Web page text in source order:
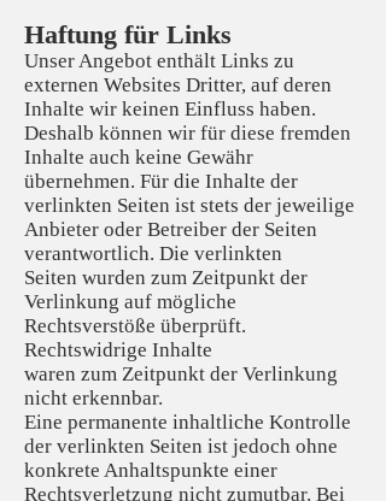
Haftung für Links
Unser Angebot enthält Links zu
externen Websites Dritter, auf deren
Inhalte wir keinen Einfluss haben.
Deshalb können wir für diese fremden
Inhalte auch keine Gewähr
übernehmen. Für die Inhalte der
verlinkten Seiten ist stets der jeweilige
Anbieter oder Betreiber der Seiten
verantwortlich. Die verlinkten
Seiten wurden zum Zeitpunkt der
Verlinkung auf mögliche
Rechtsverstöße überprüft.
Rechtswidrige Inhalte
waren zum Zeitpunkt der Verlinkung
nicht erkennbar.
Eine permanente inhaltliche Kontrolle
der verlinkten Seiten ist jedoch ohne
konkrete Anhaltspunkte einer
Rechtsverletzung nicht zumutbar. Bei